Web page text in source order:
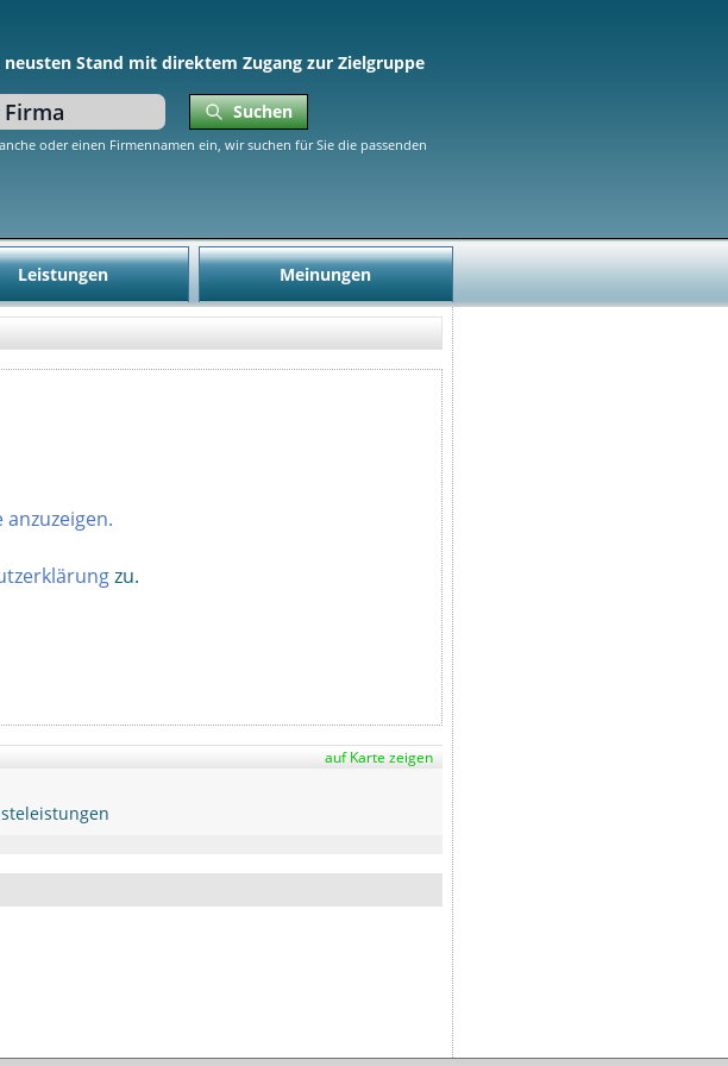
Stand mit direktem Zugang zur Zielgruppe
Suchen
oder einen Firmennamen ein, wir suchen für Sie die passenden
Leistungen Meinungen
zu.
auf Karte zeigen